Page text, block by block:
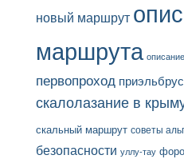
новый маршрут
маршрута
первопроход
скалолазание в
скальный маршрут советы
безопасности уллу-тау